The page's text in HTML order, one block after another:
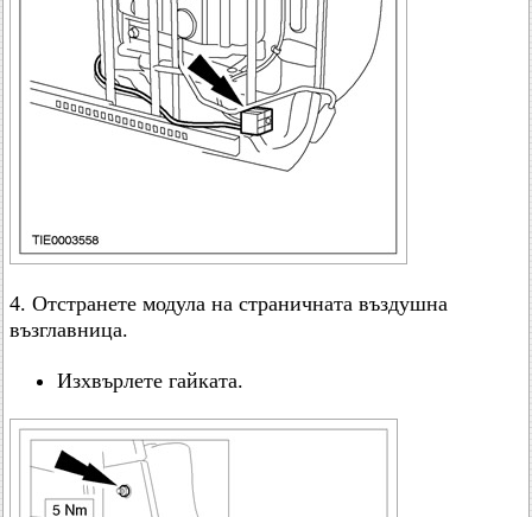
4. Отстранете модула на страничната въздушна
възглавница.
Изхвърлете гайката.